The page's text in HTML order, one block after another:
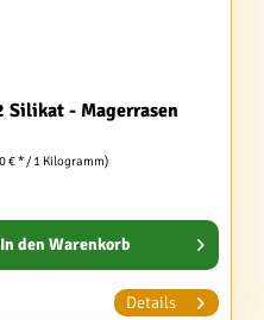
Silikat - Magerrasen
€ * / 1 Kilogramm)
In den Warenkorb
Details